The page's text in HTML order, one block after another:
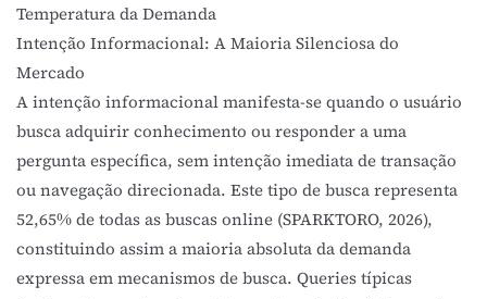
Temperatura da Demanda
Intenção Informacional: A Maioria Silenciosa do
Mercado
A intenção informacional manifesta-se quando o usuário
busca adquirir conhecimento ou responder a uma
pergunta específica, sem intenção imediata de transação
ou navegação direcionada. Este tipo de busca representa
52,65% de todas as buscas online (SPARKTORO, 2026),
constituindo assim a maioria absoluta da demanda
expressa em mecanismos de busca. Queries típicas